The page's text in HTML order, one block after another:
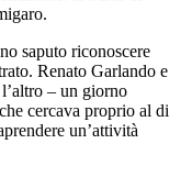
saputo riconoscere
Renato Garlando e
– un giorno
cercava proprio al di
un’attività